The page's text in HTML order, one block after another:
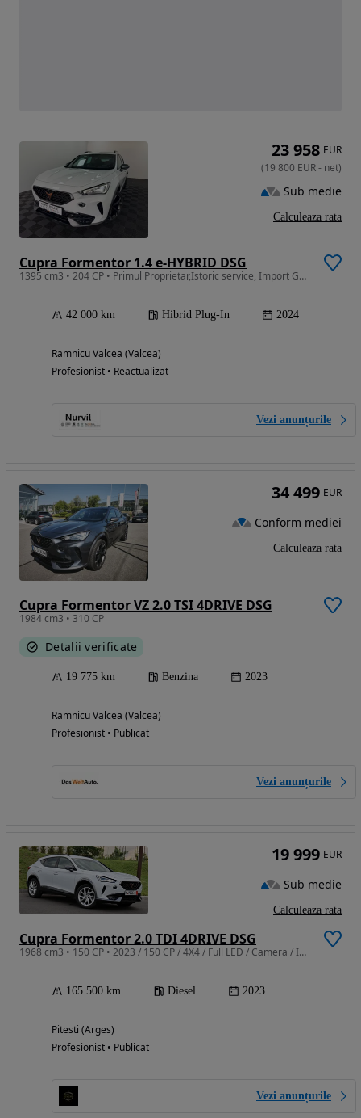
Cupra Formentor 1.4 e-HYBRID DSG
1395 cm3 • 204 CP • Primul Proprietar,Istoric service, Import Germania CUPRA
42 000 km Hibrid Plug-In 2024
Ramnicu Valcea (Valcea)
Profesionist • Reactualizat
Vezi anunțurile
23 958 EUR
(19 800 EUR- net)
Sub medie
Calculeaza rata
Cupra Formentor VZ 2.0 TSI 4DRIVE DSG
1984 cm3 • 310 CP
Detalii verificate
19 775 km Benzina 2023
Ramnicu Valcea (Valcea)
Profesionist • Publicat
Vezi anunțurile
34 499 EUR
Conform mediei
Calculeaza rata
Cupra Formentor 2.0 TDI 4DRIVE DSG
1968 cm3 • 150 CP • 2023 / 150 CP / 4X4 / Full LED / Camera / Incalzire Volan / Jante 18
165 500 km Diesel 2023
Pitesti (Arges)
Profesionist • Publicat
Vezi anunțurile
19 999 EUR
Sub medie
Calculeaza rata